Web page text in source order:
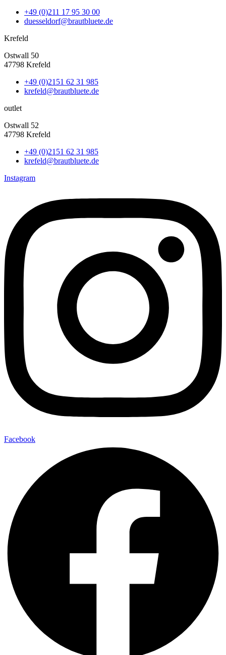
+49 (0)211 17 95 30 00
duesseldorf@brautbluete.de
Krefeld
Ostwall 50
47798 Krefeld
+49 (0)2151 62 31 985
krefeld@brautbluete.de
outlet
Ostwall 52
47798 Krefeld
+49 (0)2151 62 31 985
krefeld@brautbluete.de
Instagram
Facebook